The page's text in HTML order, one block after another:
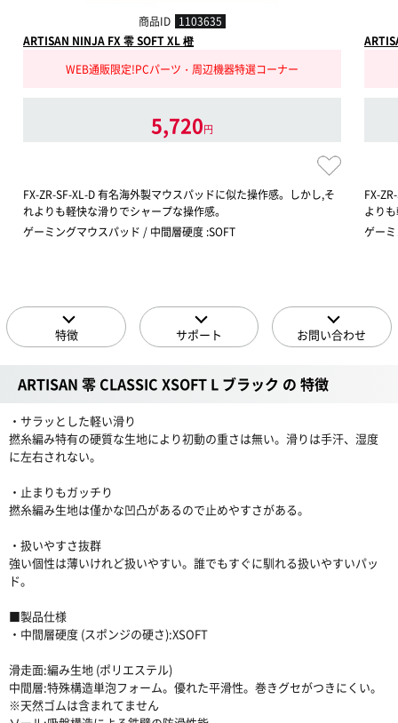
商品ID 1103635
ARTISAN NINJA FX 零 SOFT XL 橙
WEB通販限定!PCパーツ・周辺機器特選コーナー
5,720円
FX-ZR-SF-XL-D 有名海外製マウスパッドに似た操作感。しかし,そ
れよりも軽快な滑りでシャープな操作感。
ゲーミングマウスパッド / 中間層硬度 :SOFT
FX-
より
ゲー
特徴 サポート お問い合わせ
ARTISAN 零 CLASSIC XSOFT L ブラック の 特徴
・サラッとした軽い滑り
撚糸編み特有の硬質な生地により初動の重さは無い。滑りは手汗、湿度
に左右されない。
・止まりもガッチり
撚糸編み生地は僅かな凹凸があるので止めやすさがある。
・扱いやすさ抜群
強い個性は薄いけれど扱いやすい。誰でもすぐに馴れる扱いやすいパッ
ド。
■製品仕様
・中間層硬度 (スポンジの硬さ):XSOFT
滑走面:編み生地 (ポリエステル)
中間層:特殊構造単泡フォーム。優れた平滑性。巻きグセがつきにくい。
※天然ゴムは含まれてません